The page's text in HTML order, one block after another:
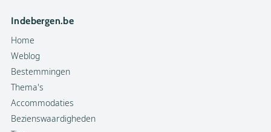
Indebergen.be
Home
Weblog
Bestemmingen
Thema's
Accommodaties
Bezienswaardigheden